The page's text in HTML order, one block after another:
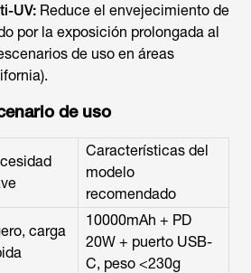
UV: Reduce el envejecimiento de
por la exposición prolongada al
de uso en áreas
de uso
Características del
modelo
recomendado
carga
10000mAh + PD
20W + puerto USB-
C, peso <230g